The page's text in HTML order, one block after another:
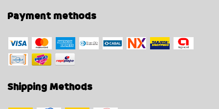
Payment methods
Shipping Methods